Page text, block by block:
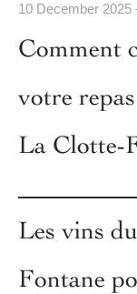
10 December 2025
Comment
votre
La Clotte-
Les vins
Fontane